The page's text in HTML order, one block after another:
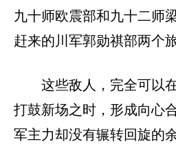
九十师欧震部和九十二师
赶来的川军郭勋祺部两个
这些敌人，完全可以
打鼓新场之时，形成向心
军主力却没有辗转回旋的余